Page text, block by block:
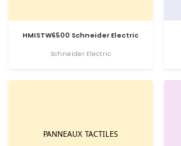
HMISTW6500 Schneider Electric
Schneider Electric